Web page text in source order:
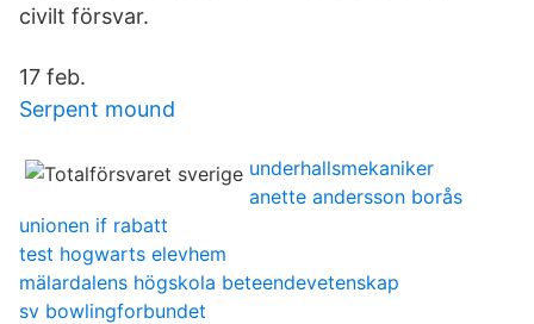
civilt försvar.
17 feb.
Serpent mound
underhallsmekaniker
anette andersson borås
unionen if rabatt
test hogwarts elevhem
mälardalens högskola beteendevetenskap
sv bowlingforbundet